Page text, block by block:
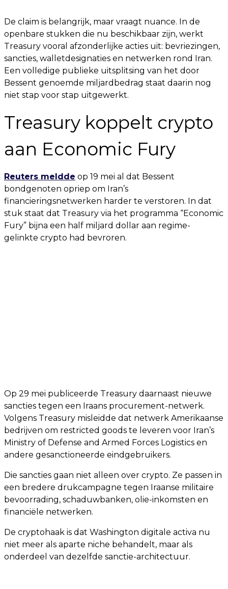
De claim is belangrijk, maar vraagt nuance. In de
openbare stukken die nu beschikbaar zijn, werkt
Treasury vooral afzonderlijke acties uit: bevriezingen,
sancties, walletdesignaties en netwerken rond Iran.
Een volledige publieke uitsplitsing van het door
Bessent genoemde miljardbedrag staat daarin nog
niet stap voor stap uitgewerkt.
Treasury koppelt crypto
aan Economic Fury
Reuters meldde op 19 mei al dat Bessent
bondgenoten opriep om Iran’s
financieringsnetwerken harder te verstoren. In dat
stuk staat dat Treasury via het programma “Economic
Fury” bijna een half miljard dollar aan regime-
gelinkte crypto had bevroren.
Op 29 mei publiceerde Treasury daarnaast nieuwe
sancties tegen een Iraans procurement-netwerk.
Volgens Treasury misleidde dat netwerk Amerikaanse
bedrijven om restricted goods te leveren voor Iran’s
Ministry of Defense and Armed Forces Logistics en
andere gesanctioneerde eindgebruikers.
Die sancties gaan niet alleen over crypto. Ze passen in
een bredere drukcampagne tegen Iraanse militaire
bevoorrading, schaduwbanken, olie-inkomsten en
financiële netwerken.
De cryptohaak is dat Washington digitale activa nu
niet meer als aparte niche behandelt, maar als
onderdeel van dezelfde sanctie-architectuur.